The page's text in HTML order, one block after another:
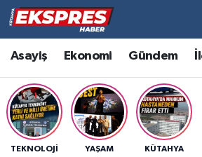
Asayiş Ekonomi Gündem
TEKNOLOJI YAŞAM KÜTAHYA
Altıntaş
Asayiş
Aslanapa
Hava Durumu
Trafik Durumu
Süper Lig Puan Durumu ve